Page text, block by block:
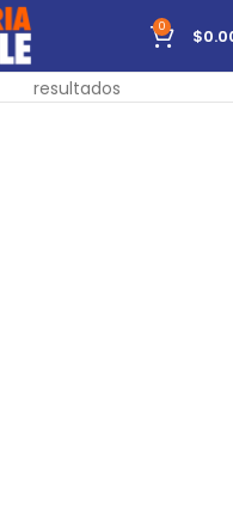
0 $
resultados